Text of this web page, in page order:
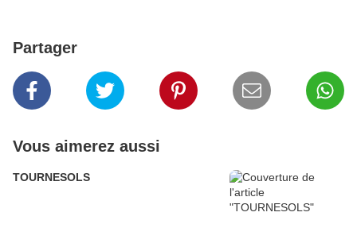
Partager
Vous aimerez aussi
TOURNESOLS